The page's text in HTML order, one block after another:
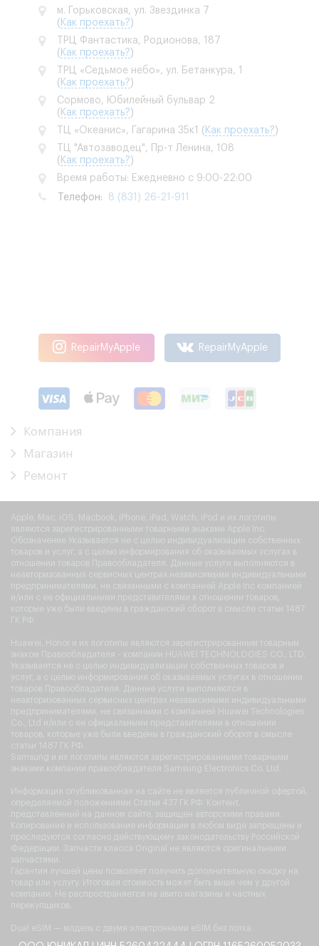
м. Горьковская, ул. Звездинка 7
( Как проехать?)
ТРЦ Фантастика, Родионова, 187
( Как проехать?)
ТРЦ «Седьмое небо», ул. Бетанкура, 1
( Как проехать?)
Сормово, Юбилейный бульвар 2
( Как проехать?)
ТЦ «Океанис», Гагарина 35к1 ( Как проехать?)
ТЦ "Автозаводец", Пр-т Ленина, 108
( Как проехать?)
Время работы: Ежедневно с 9:00-22:00
Телефон: 8 (831) 26-21-911
RepairMyApple RepairMyApple
Компания
Магазин
Ремонт
Apple, Mac, iOS, Macbook, iPhone, iPad, Watch, iPod и их логотипы
являются зарегистрированными товарными знаками Apple Inc.
Обозначение Указывается не с целью индивидуализации собственных
товаров и услуг, а с целью информирования об оказываемых услугах в
отношении товаров Правообладателя. Данные услуги выполняются в
неавторизованных сервисных центрах независимыми индивидуальными
предпринимателями, не связанными с компанией Apple Inc компанией
и/или с ее официальными представителями в отношении товаров,
которые уже были введены в гражданский оборот в смысле статьи 1487
ГК РФ.
Huawei, Honor и их логотипы являются зарегистрированным товарным
знаком Правообладателя - компании HUAWEI TECHNOLOGIES CO., LTD.
Указывается не с целью индивидуализации собственных товаров и
услуг, а с целью информирования об оказываемых услугах в отношении
товаров Правообладателя. Данные услуги выполняются в
неавторизованных сервисных центрах независимыми индивидуальными
предпринимателями, не связанными с компанией Huawei Technologies
Co., Ltd и/или с ее официальными представителями в отношении
товаров, которые уже были введены в гражданский оборот в смысле
статьи 1487 ГК РФ.
Samsung и их логотипы являются зарегистрированными товарными
знаками компании правообладателя Samsung Electronics Co. Ltd.
Информация опубликованная на сайте не является публичной офертой,
определяемой положениями Статьи 437 ГК РФ. Контент,
представленный на данном сайте, защищен авторскими правами.
Копирование и использование информации в любом виде запрещены и
преследуются согласно действующему законодательству Российской
Федерации. Запчасти класса Original не являются оригинальными
запчастями.
Гарантия лучшей цены позволяет получить дополнительную скидку на
товар или услугу. Итоговая стоимость может быть выше чем у другой
компании. Не распространяется на авито магазины и частных
перекупщиков.
Dual eSIM — модель с двумя электронными eSIM без лотка.